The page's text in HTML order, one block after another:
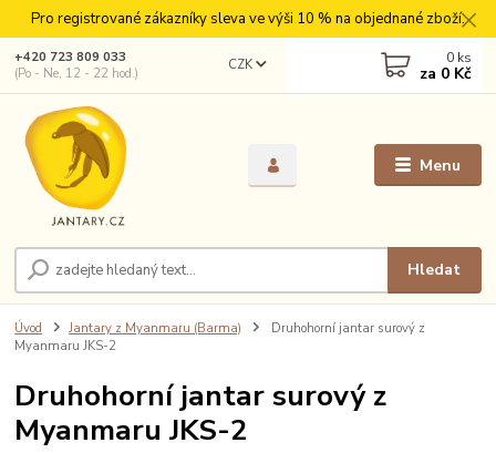
Pro registrované zákazníky sleva ve výši 10 % na objednané zboží.
Menu
CZK
Hledat
+420 723 809 033
(Po - Ne, 12 - 22 hod.)
0 ks
za 0 Kč
Úvod Jantary z Myanmaru (Barma)
Druhohorní jantar surový z
Myanmaru JKS-2
Druhohorní jantar surový z
Myanmaru JKS-2